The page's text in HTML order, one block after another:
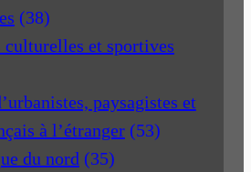
(38)
culturelles et sportives
paysagistes et
à l’étranger (53)
du nord (35)